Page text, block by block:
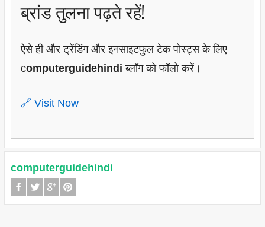
ब्रांड तुलना पढ़ते रहें!
ऐसे ही और ट्रेंडिंग और इनसाइटफुल टेक पोस्ट्स के लिए
computerguidehindi ब्लॉग को फॉलो करें।
🔗 Visit Now
computerguidehindi